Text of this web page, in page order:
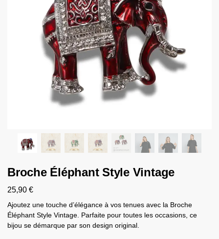
Broche Éléphant Style Vintage
25,90 €
Ajoutez une touche d’élégance à vos tenues avec la Broche
Éléphant Style Vintage. Parfaite pour toutes les occasions, ce
bijou se démarque par son design original.